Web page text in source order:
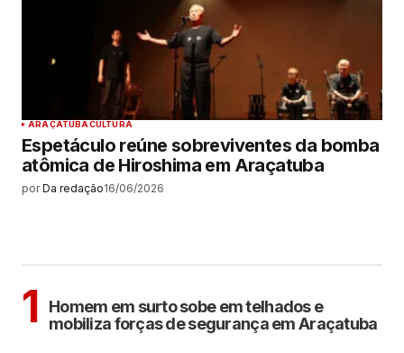
ARAÇATUBACULTURA
Espetáculo reúne sobreviventes da bomba
atômica de Hiroshima em Araçatuba
por Da redação16/06/2026
1
Homem em surto sobe em telhados e
mobiliza forças de segurança em Araçatuba